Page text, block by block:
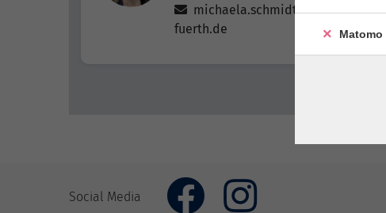
michaela.schmidt@vhs-
fuerth.de
Social Media
Matomo